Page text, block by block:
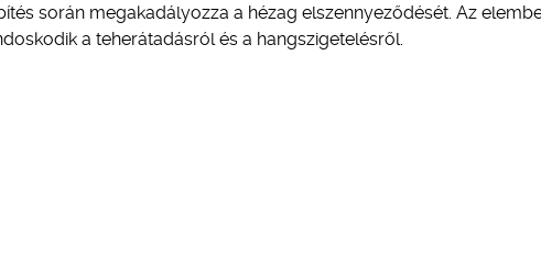
során megakadályozza a hézag elszennyeződését. Az
a teherátadásról és a hangszigetelésről.